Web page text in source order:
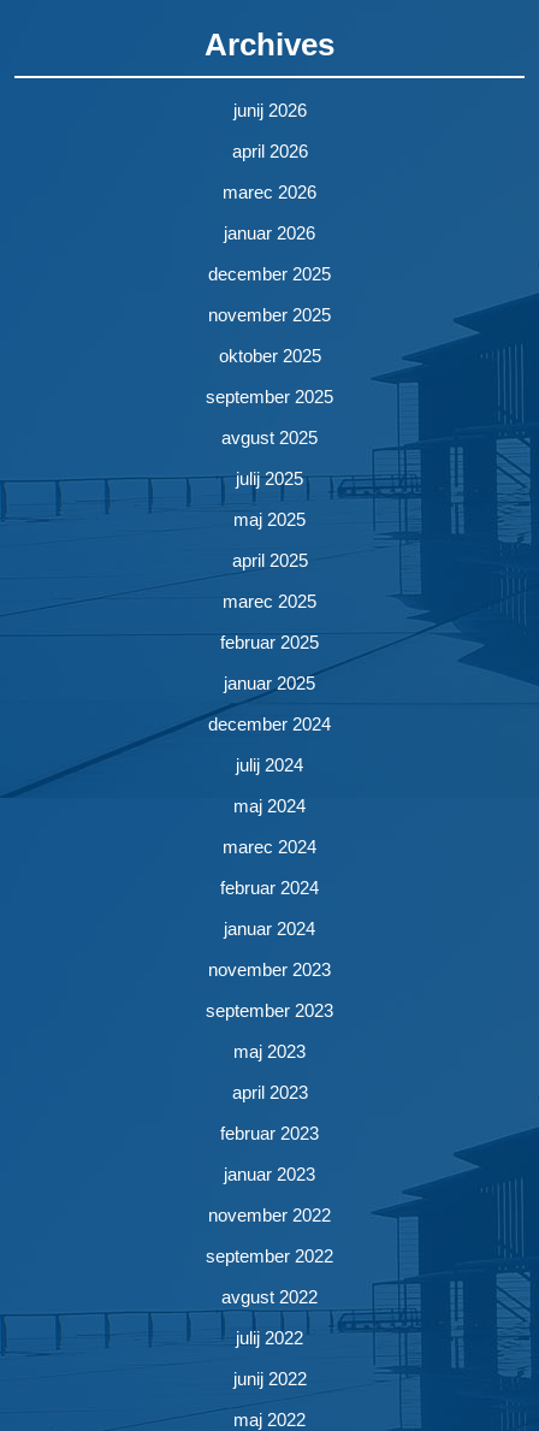
Archives
junij 2026
april 2026
marec 2026
januar 2026
december 2025
november 2025
oktober 2025
september 2025
avgust 2025
julij 2025
maj 2025
april 2025
marec 2025
februar 2025
januar 2025
december 2024
julij 2024
maj 2024
marec 2024
februar 2024
januar 2024
november 2023
september 2023
maj 2023
april 2023
februar 2023
januar 2023
november 2022
september 2022
avgust 2022
julij 2022
junij 2022
maj 2022